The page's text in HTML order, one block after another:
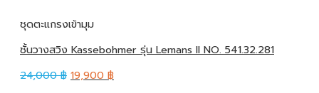
ชุดตะแกรงเข้ามุม
ชั้นวางสวิง Kassebohmer รุ่น Lemans II NO. 541.32.281
24,000฿ 19,900฿